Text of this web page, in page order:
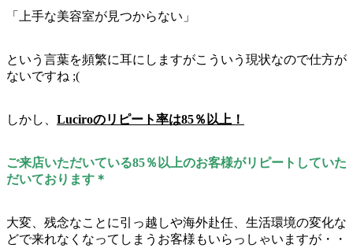
「上手な美容室が見つからない」
という言葉を頻繁に耳にしますがこういう現状なので仕方が
ないですね ;(
しかし、 Luciroのリピート率は85％以上！
ご来店いただいている85％以上のお客様がリピートしていた
だいております＊
大変、残念なことに引っ越しや海外赴任、生活環境の変化な
どで来れなくなってしまうお客様もいらっしゃいますが・・